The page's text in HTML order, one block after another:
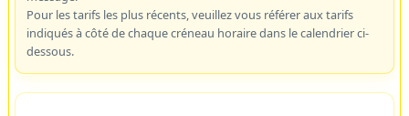
Pour les tarifs les plus récents, veuillez vous référer aux tarifs
indiqués à côté de chaque créneau horaire dans le calendrier ci-
dessous.